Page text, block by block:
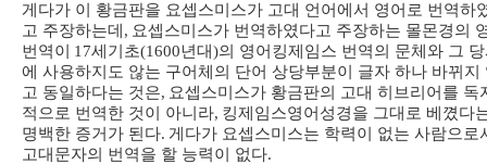
게다가 이 황금판을 요셉스미스가 고대 언어에서 영어로 번역하
고 주장하는데 , 요셉스미스가 번역하였다고 주장하는 몰몬경의
번역이
17세기초(1600년대)의 영어킹제임스 번역의 문체와 그
에 사용하지도 않는 구어체의 단어 상당부분이 글자 하나 바뀌지
고 동일하다는 것은, 요셉스미스가 황금판의 고대 히브리어를 독
적으로 번역한 것이 아니라, 킹제임스영어성경을 그대로 베꼈다
명백한 증거가 된다. 게다가 요셉스미스는 학력이 없는 사람으로
고대문자의 번역을 할 능력이 없다.